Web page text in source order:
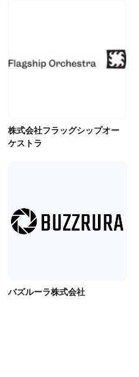
株式会社フラッグシップオー
ケストラ
バズルーラ株式会社